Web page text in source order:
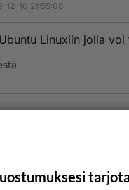
12-10 21:55:08
Linuxiin jolla
aloitusta...